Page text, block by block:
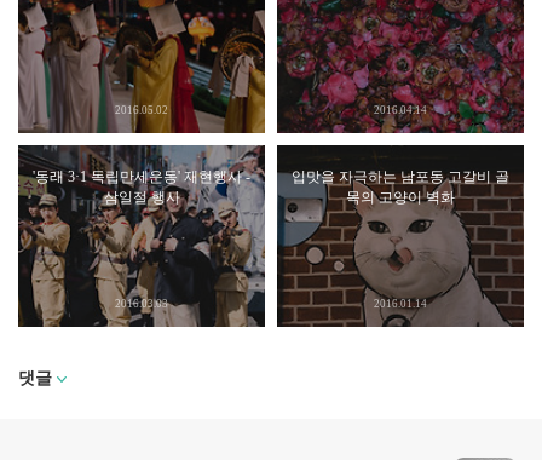
2016.05.02 2016.04.14
'동래 3·1 독립만세운동' 재현행사 -
삼일절 행사
2016.03.03
입맛을 자극하는 남포동 고갈비 골
목의 고양이 벽화
2016.01.14
댓글